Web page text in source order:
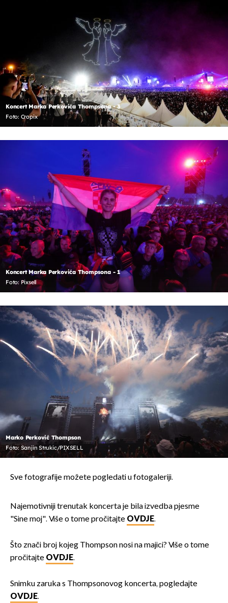
Koncert Marka Perkovića Thompsona - 3
Foto: Cropix
Koncert Marka Perkovića Thompsona - 1
Foto: Pixsell
Marko Perković Thompson
Foto: Sanjin Strukic/PIXSELL
Sve fotografije možete pogledati u fotogaleriji.
Najemotivniji trenutak koncerta je bila izvedba pjesme
"Sine moj". Više o tome pročitajte OVDJE.
Što znači broj kojeg Thompson nosi na majici? Više o tome
pročitajte OVDJE.
Snimku zaruka s Thompsonovog koncerta, pogledajte
OVDJE.